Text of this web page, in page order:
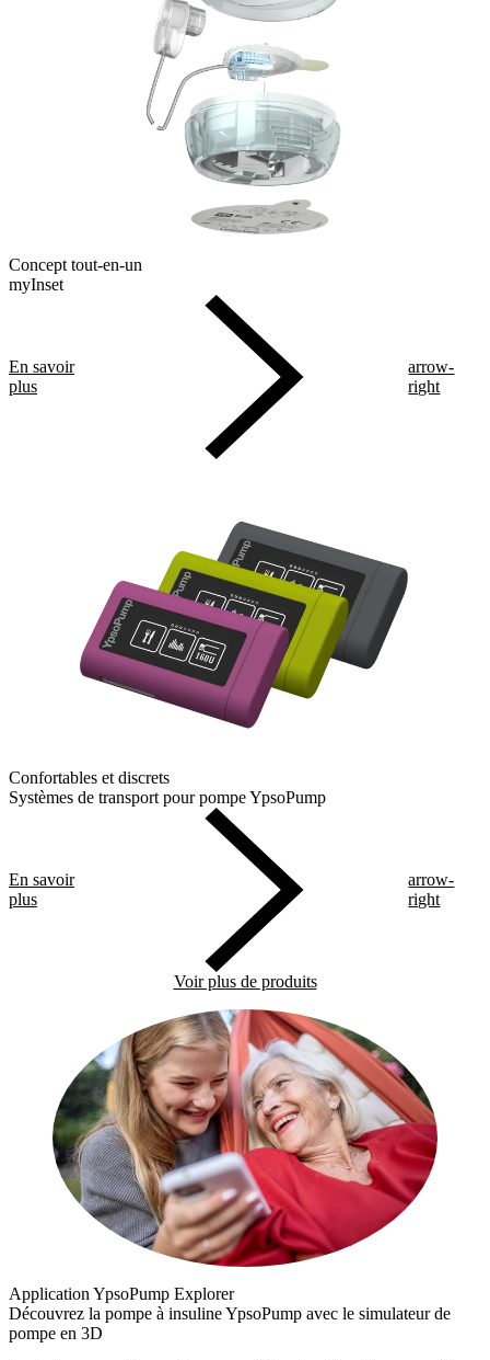
Concept tout-en-un
myInset
En savoir
plus
arrow-
right
Confortables et discrets
Systèmes de transport pour pompe YpsoPump
En savoir
plus
arrow-
right
Voir plus de produits
Application YpsoPump Explorer
Découvrez la pompe à insuline YpsoPump avec le simulateur de
pompe en 3D